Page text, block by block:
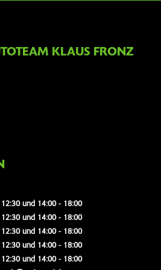
KLAUS FRONZ
und 14:00 - 18:00
und 14:00 - 18:00
und 14:00 - 18:00
und 14:00 - 18:00
und 14:00 - 18:00